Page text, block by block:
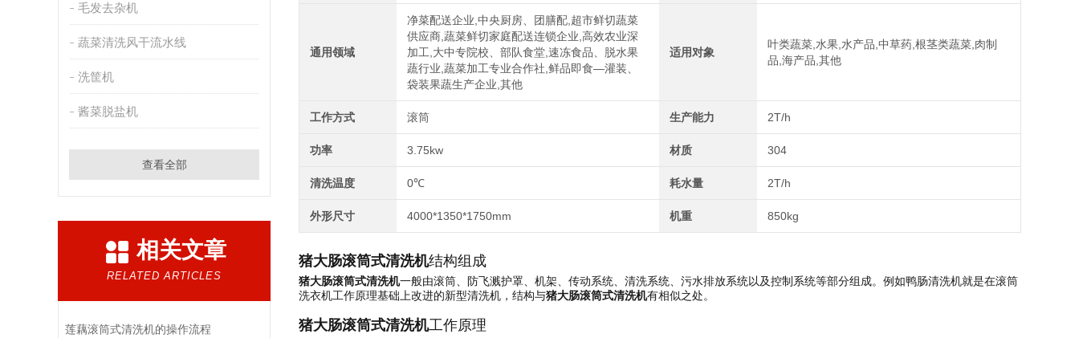
毛发去杂机
蔬菜清洗风干流水线
洗筐机
酱菜脱盐机
查看全部
相关文章
RELATED ARTICLES
莲藕滚筒式清洗机的操作流程
通用领域
净菜配送企业,中央厨房、团膳配,超市鲜切蔬菜
供应商,蔬菜鲜切家庭配送连锁企业,高效农业深
加工,大中专院校、部队食堂,速冻食品、脱水果
蔬行业,蔬菜加工专业合作社,鲜品即食—灌装、
袋装果蔬生产企业,其他
适用对象
叶类蔬菜,水果,水产品,中草药,根茎类蔬菜,肉制
品,海产品,其他
工作方式 滚筒 生产能力 2T/h
功率 3.75kw 材质 304
清洗温度 0℃ 耗水量 2T/h
外形尺寸 4000*1350*1750mm 机重 850kg
猪大肠滚筒式清洗机结构组成
猪大肠滚筒式清洗机一般由滚筒、防飞溅护罩、机架、传动系统、清洗系统、污水排放系统以及控制系统等部分组成。例如鸭肠清洗机就是在滚筒
洗衣机工作原理基础上改进的新型清洗机，结构与猪大肠滚筒式清洗机有相似之处。
猪大肠滚筒式清洗机工作原理